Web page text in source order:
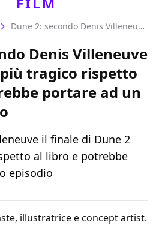
FILM
Dune 2: secondo Denis Villeneuve il finale sarà più tragico rispetto al libro e potrebbe portare ad un terzo episodio
Denis Villeneuve
tragico rispetto
portare ad un
il finale di Dune 2
al libro e potrebbe
episodio
illustratrice e concept artist.